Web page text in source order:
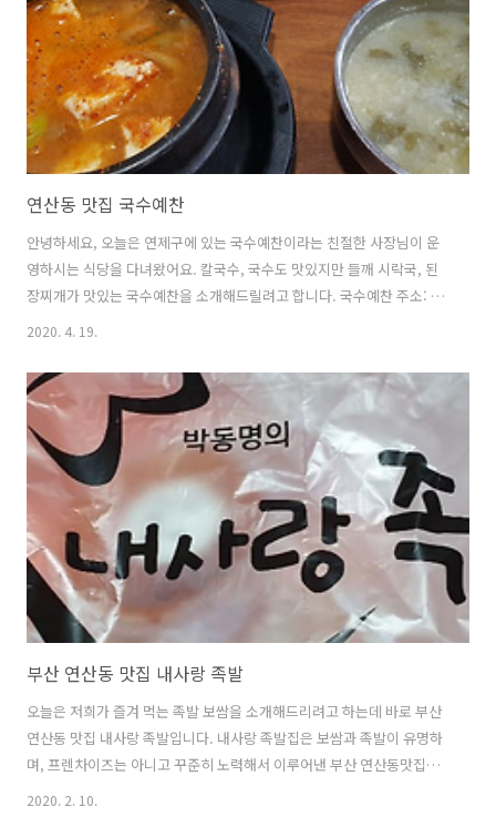
지+집돼지=멧집이라는 돼지가 탄생하게 되었다는 스토리입..
연산동 맛집 국수예찬
안녕하세요, 오늘은 연제구에 있는 국수예찬이라는 친절한 사장님이 운
영하시는 식당을 다녀왔어요. 칼국수, 국수도 맛있지만 들깨 시락국, 된
장찌개가 맛있는 국수예찬을 소개해드릴려고 합니다. 국수예찬 주소: 부
산 연제구 중앙대로 1150번길 35 중심가가 아니라 동네에 있어서 그런
는데 사장님께서 요즘 코로나 때문에 손님이 많이 줄어들어 힘들어하시
는 것 같았어요.. 그래서 마음이 아프더라구요 ㅠㅠ 국수예찬에 다양한
메뉴가 있는데 칼국수, 국수류가 인기가 많다고 합니다. 그런데 왜 가정
식을 택했냐구요? 이 집 음식이 엄마가 해주는 손맛을 느낄 수 있는 곳이
거던요. 메인은 아니지만 밥류를 시키면 나오는 들깨 시락국이랑 메인인
된장찌개가 먹고 싶기..
2020. 4. 19.
부산 연산동 맛집 내사랑 족발
오늘은 저희가 즐겨 먹는 족발 보쌈을 소개해드리려고 하는데 바로 부산
연산동 맛집 내사랑 족발입니다. 내사랑 족발집은 보쌈과 족발이 유명하
며, 프렌차이즈는 아니고 꾸준히 노력해서 이루어낸 부산 연산동맛집입
2020. 2. 10.